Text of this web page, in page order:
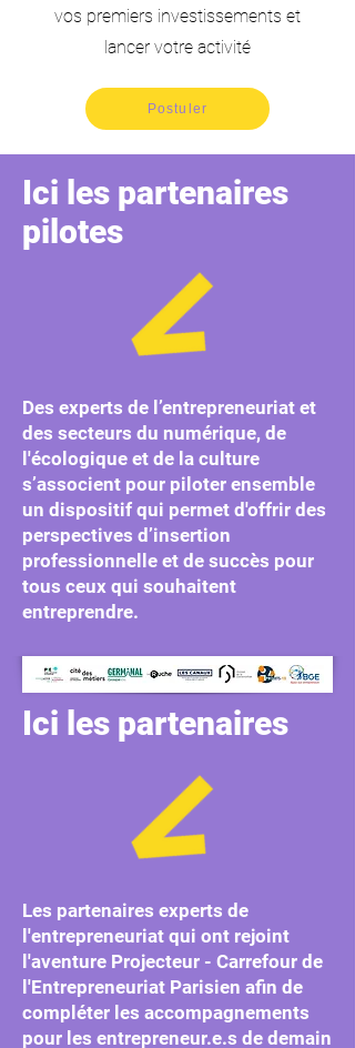
vos premiers investissements et
lancer votre activité
Postuler
Ici les partenaires
pilotes
Des experts de l’entrepreneuriat et
des secteurs du numérique, de
l'écologique et de la culture
s’associent pour piloter ensemble
un dispositif qui permet d'offrir des
perspectives d’insertion
professionnelle et de succès pour
tous ceux qui souhaitent
entreprendre.
Ici les partenaires
Les partenaires experts de
l'entrepreneuriat qui ont rejoint
l'aventure Projecteur - Carrefour de
l'Entrepreneuriat Parisien afin de
compléter les accompagnements
pour les entrepreneur.e.s de demain